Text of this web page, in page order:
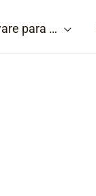
para …